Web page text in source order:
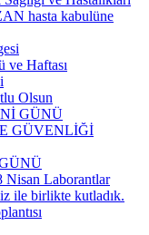
hasta kabulüne
ve Haftası
Olsun
GÜNÜ
GÜVENLİĞİ
Nisan Laborantlar
ile birlikte kutladık.